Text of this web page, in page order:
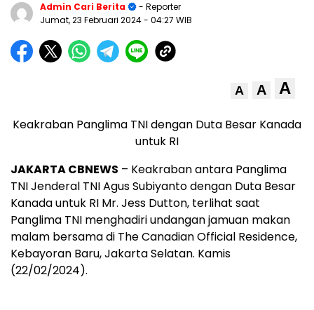
Admin Cari Berita
- Reporter
Jumat, 23 Februari 2024- 04:27 WIB
A A A
Keakraban Panglima TNI dengan Duta Besar Kanada
untuk RI
JAKARTA CBNEWS – Keakraban antara Panglima
TNI Jenderal TNI Agus Subiyanto dengan Duta Besar
Kanada untuk RI Mr. Jess Dutton, terlihat saat
Panglima TNI menghadiri undangan jamuan makan
malam bersama di The Canadian Official Residence,
Kebayoran Baru, Jakarta Selatan. Kamis
(22/02/2024).